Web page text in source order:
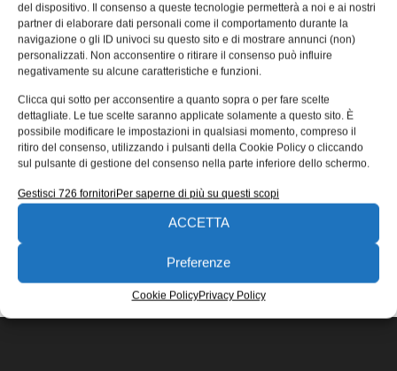
del dispositivo. Il consenso a queste tecnologie permetterà a noi e ai nostri
partner di elaborare dati personali come il comportamento durante la
navigazione o gli ID univoci su questo sito e di mostrare annunci (non)
personalizzati. Non acconsentire o ritirare il consenso può influire
negativamente su alcune caratteristiche e funzioni.
Clicca qui sotto per acconsentire a quanto sopra o per fare scelte
dettagliate. Le tue scelte saranno applicate solamente a questo sito. È
possibile modificare le impostazioni in qualsiasi momento, compreso il
ritiro del consenso, utilizzando i pulsanti della Cookie Policy o cliccando
sul pulsante di gestione del consenso nella parte inferiore dello schermo.
Gestisci 726 fornitoriPer saperne di più su questi scopi
ACCETTA
Preferenze
Cookie PolicyPrivacy Policy
Praim ha annunciato la disponibilità del nuovo
ThinOX4PC USB, dispositivo espressamente pensato per
il lavoro da remoto. ThinOX4PC è la
Ida Dallacasa 16/06/2020
EDICOLA WEB